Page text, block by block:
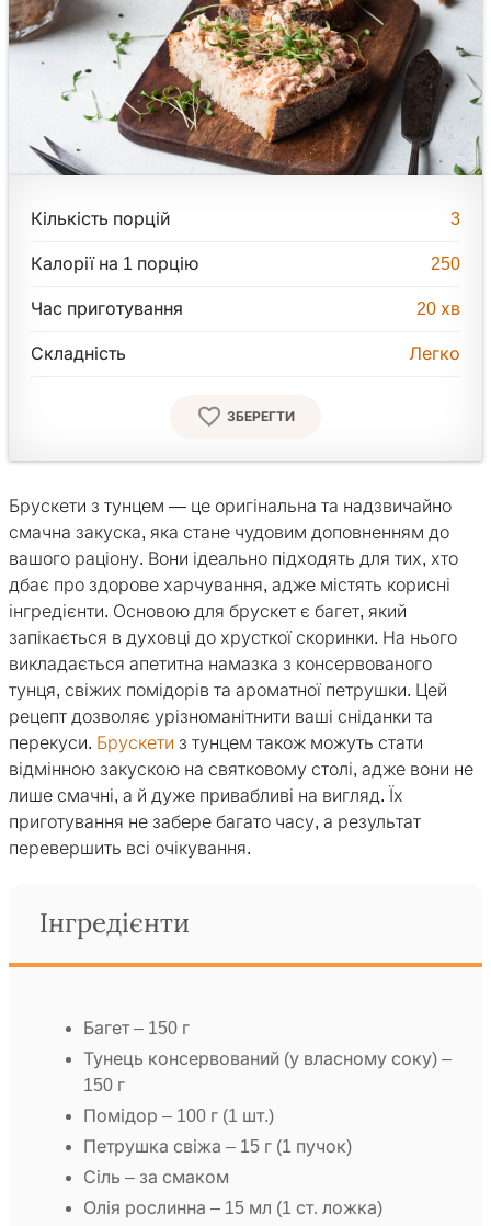
Кількість порцій 3
Калорії на 1 порцію 250
Час приготування 20 хв
Складність Легко
ЗБЕРЕГТИ
Брускети з тунцем — це оригінальна та надзвичайно
смачна закуска, яка стане чудовим доповненням до
вашого раціону. Вони ідеально підходять для тих, хто
дбає про здорове харчування, адже містять корисні
інгредієнти. Основою для брускет є багет, який
запікається в духовці до хрусткої скоринки. На нього
викладається апетитна намазка з консервованого
тунця, свіжих помідорів та ароматної петрушки. Цей
рецепт дозволяє урізноманітнити ваші сніданки та
перекуси. Брускети з тунцем також можуть стати
відмінною закускою на святковому столі, адже вони не
лише смачні, а й дуже привабливі на вигляд. Їх
приготування не забере багато часу, а результат
перевершить всі очікування.
Інгредієнти
Багет – 150 г
Тунець консервований (у власному соку) –
150 г
Помідор – 100 г (1 шт.)
Петрушка свіжа – 15 г (1 пучок)
Сіль – за смаком
Олія рослинна – 15 мл (1 ст. ложка)